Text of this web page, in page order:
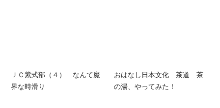
ＪＣ紫式部（４） なんて魔
界な時滑り
おはなし日本文化 茶道 茶
の湯、やってみた！